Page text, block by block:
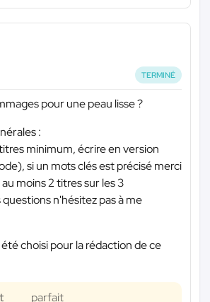
TERMINÉ
pour une peau lisse ?
:
minimum, écrire en version
si un mots clés est précisé merci
moins 2 titres sur les 3
questions n'hésitez pas à me
choisi pour la rédaction de ce
parfait